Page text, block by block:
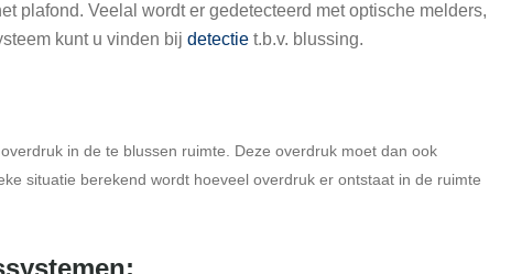
plafond. Veelal wordt er gedetecteerd met optische melders,
kunt u vinden bij detectiet.b.v. blussing.
in de te blussen ruimte. Deze overdruk moet dan ook
situatie berekend wordt hoeveel overdruk er ontstaat in de ruimte